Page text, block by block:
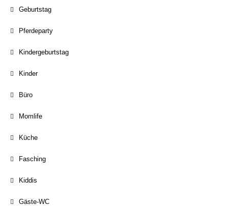
Geburtstag
Pferdeparty
Kindergeburtstag
Kinder
Büro
Momlife
Küche
Fasching
Kiddis
Gäste-WC